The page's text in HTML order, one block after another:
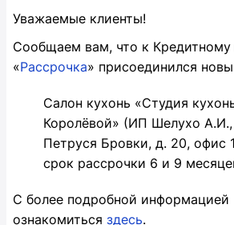
Уважаемые клиенты!
Сообщаем вам, что к Кредитному
«Рассрочка» присоединился
Салон кухонь «Студия
Королёвой» (ИП Шелухо А.И.,
Петруся Бровки, д. 20, офис
срок рассрочки 6 и 9
С более подробной
ознакомиться здесь.